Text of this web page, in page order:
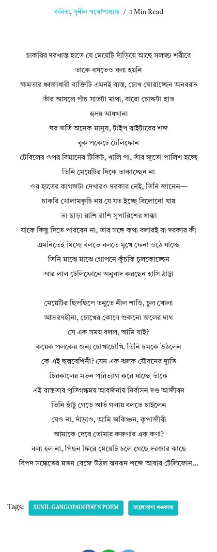
কবিতা, সুনীল গঙ্গোপাধ্যায় 1 Min Read
চাকরির দরখাস্ত হাতে যে মেয়েটি দাঁড়িয়ে আছে সলজ্জ শরীরে
তাকে বসতেও বলা হয়নি
ক্ষমতার ধ্বজাধারী ব্যক্তিটি এমনই ব্যস্ত, চোখ ঘোরাচ্ছেন অনবরত
তাঁর আসলে পাঁচ সাতটা মাথা, বারো চোদ্দটা হাত
হৃদয় আধখানা
ঘর ভর্তি অনেক মানুষ, টাইপ রাইটারের শব্দ
বুক পকেটে টেলিফোন
টেবিলের ওপর বিমানের টিকিট, খালি পা, তাঁর জুতো পালিশ হচ্ছে
তিনি মেয়েটির দিকে তাকাচ্ছেন না
ওর হাতের কাগজটা দেখারও দরকার নেই, তিনি জানেন—
চাকরি খোলামকুচি নয় যে যত ইচ্ছে বিলোনো যায়
তা ছাড়া রাশি রাশি সুপারিশের ধাক্কা
যাকে কিছু দিতে পারবেন না, তার সঙ্গে কথা বলারই বা দরকার কী
এমনিতেই মিথ্যে বলতে বলতে মুখে ফেনা উঠে যাচ্ছে
তিনি মাঝে মাঝে গোপনে কুঁচকি চুলকোচ্ছেন
আর লাল টেলিফোনে অনুবাদ করছেন হাসি ঠাট্টা
মেয়েটির ছিপছিপে তনুতে নীল শাড়ি, চুল খোলা
আভরণহীনা, চোখের কোণে শুকনো জলের দাগ
সে এক সময় বলল, আমি যাই?
কয়েক পলকের জন্য চোখাচোখি, তিনি চমকে উঠলেন
কে এই ছদ্মবেশিনী? যেন এক ঝলক যৌবনের দ্যুতি
চিরকালের মতন পরিত্যাগ করে যাচ্ছে তাঁকে
এই ব্যস্ততার পূতিগন্ধময় আবর্জনায় নির্বাসন দণ্ড আজীবন
তিনি হাঁটু গেড়ে আর্ত গলায় বলতে চাইলেন
যেও না, দাঁড়াও, আমি অকিঞ্চন, কৃপাজীবী
আমাকে দেবে তোমার করুণার এক কণা?
বলা হল না, পিছন ফিরে মেয়েটি চলে গেছে দরজার কাছে
বিপদ সঙ্কেতের মতন বেজে উঠল ঝনঝন শব্দে আবার টেলিফোন…
Tags: SUNIL GANGOPADHYAY'S POEM ভালোবাসা খণ্ডকাব্য